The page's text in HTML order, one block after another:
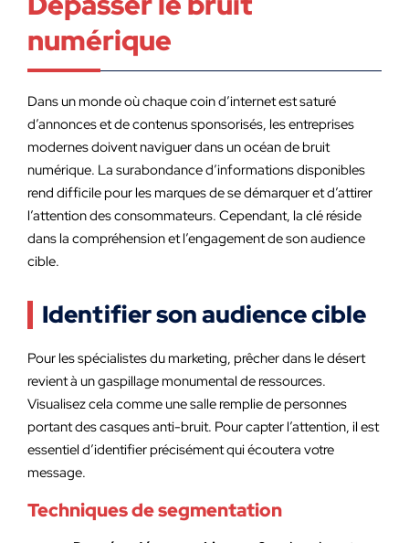
numérique
Dans un monde où chaque coin d’internet est saturé
d’annonces et de contenus sponsorisés, les entreprises
modernes doivent naviguer dans un océan de bruit
numérique. La surabondance d’informations disponibles
rend difficile pour les marques de se démarquer et d’attirer
l’attention des consommateurs. Cependant, la clé réside
dans la compréhension et l’engagement de son audience
cible.
Identifier son audience cible
Pour les spécialistes du marketing, prêcher dans le désert
revient à un gaspillage monumental de ressources.
Visualisez cela comme une salle remplie de personnes
portant des casques anti-bruit. Pour capter l’attention, il est
essentiel d’identifier précisément qui écoutera votre
message.
Techniques de segmentation